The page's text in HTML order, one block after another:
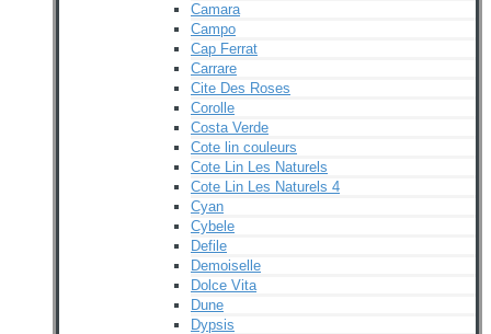
Camara
Campo
Cap Ferrat
Carrare
Cite Des Roses
Corolle
Costa Verde
Cote lin couleurs
Cote Lin Les Naturels
Cote Lin Les Naturels 4
Cyan
Cybele
Defile
Demoiselle
Dolce Vita
Dune
Dypsis